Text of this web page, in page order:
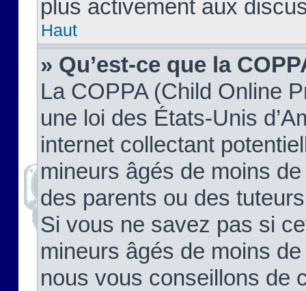
plus activement aux
Haut
» Qu’est-ce que la
La COPPA (Child Online
une loi des États-Unis
internet collectant
mineurs âgés de moins
des parents ou des
Si vous ne savez pas si
mineurs âgés de moins
nous vous conseillons de